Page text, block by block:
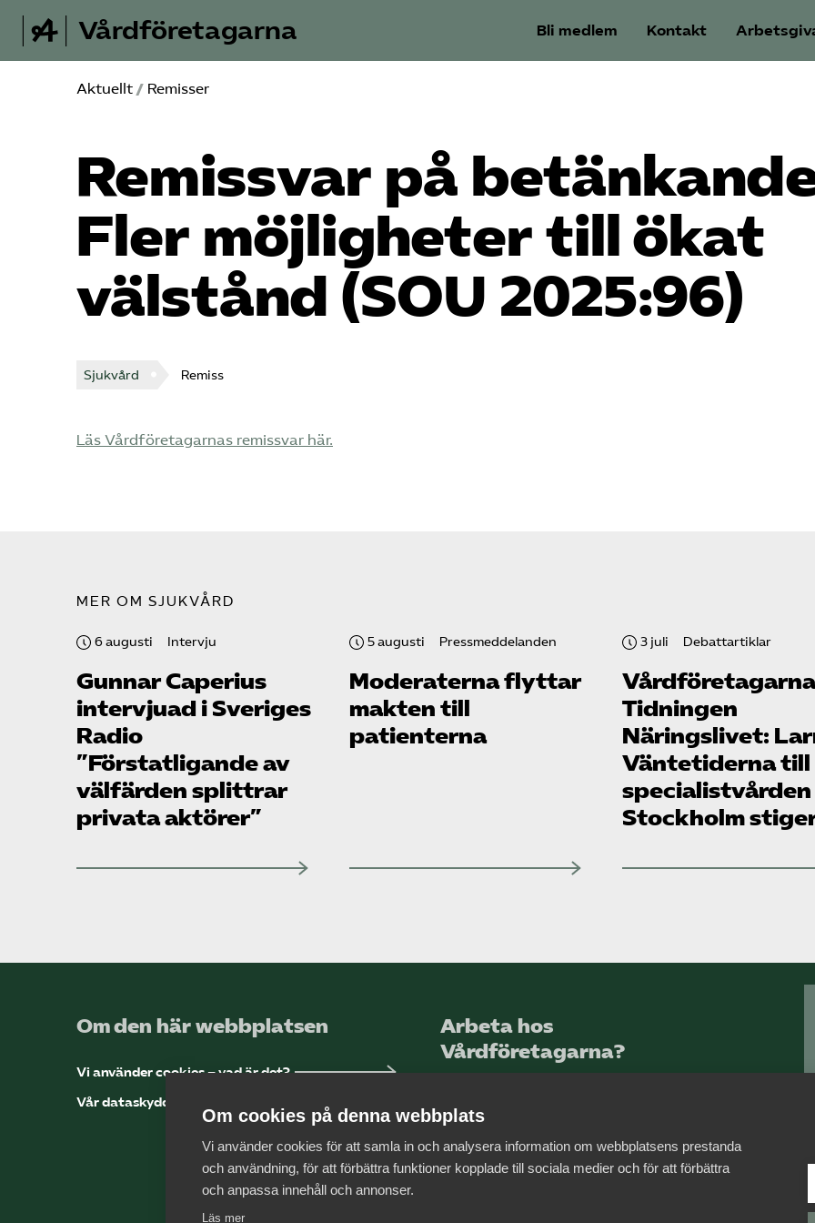
Vårdföretagarna Bli medlem Kontakt
Aktuellt / Remisser
Remissvar på
Fler möjligheter till ökat
välstånd (SOU 2025:96)
Sjukvård Remiss
Läs Vårdföretagarnas remissvar här.
MER OM SJUKVÅRD
6 augusti Intervju
Gunnar Caperius
intervjuad i Sveriges
Radio
”Förstatligande av
välfärden splittrar
privata aktörer”
5 augusti Pressmeddelanden
Moderaterna flyttar
makten till
patienterna
3 juli Debattartiklar
Tidningen
Näringslivet:
Väntetiderna till
specialistvården
Stockholm
Om den här webbplatsen
Vi använder cookies – vad är det?
Vår dataskyddspolicy
Arbeta hos
Vårdföretagarna?
Om cookies på denna webbplats
Vi använder cookies för att samla in och analysera information om webbplatsens prestanda
och användning, för att förbättra funktioner kopplade till sociala medier och för att förbättra
och anpassa innehåll och annonser.
Läs mer